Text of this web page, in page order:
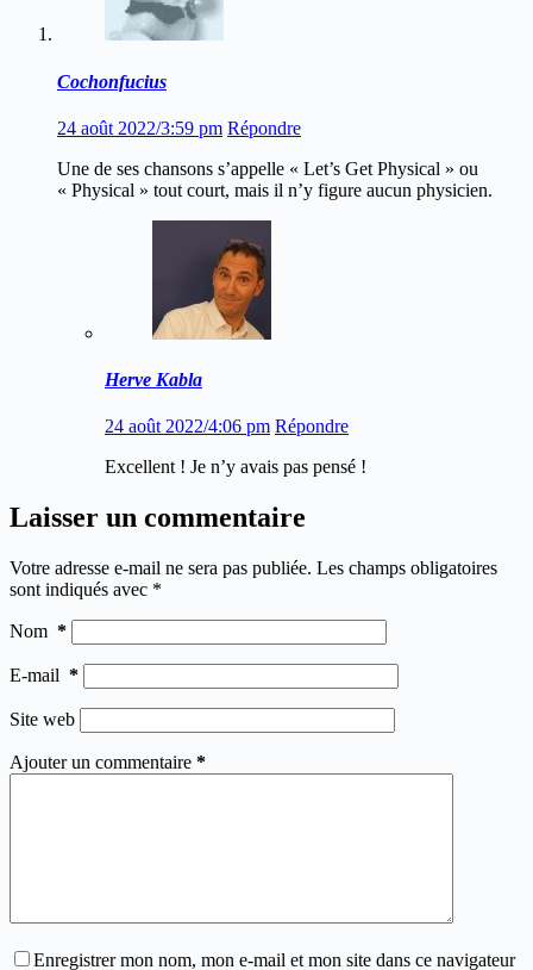
Cochonfucius
24 août 2022/3:59 pm Répondre
Une de ses chansons s’appelle « Let’s Get Physical » ou
« Physical » tout court, mais il n’y figure aucun physicien.
Herve Kabla
24 août 2022/4:06 pm Répondre
Excellent ! Je n’y avais pas pensé !
Laisser un commentaire
Votre adresse e-mail ne sera pas publiée. Les champs obligatoires
sont indiqués avec *
Nom *
E-mail *
Site web
Ajouter un commentaire *
Enregistrer mon nom, mon e-mail et mon site dans ce navigateur